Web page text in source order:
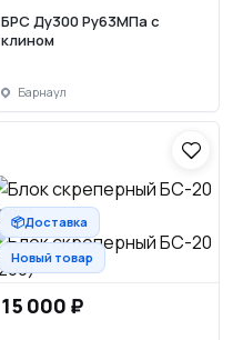
БРС Ду300 Ру63МПа с
клином
Барнаул
📦Доставка
Новый товар
15 000 ₽